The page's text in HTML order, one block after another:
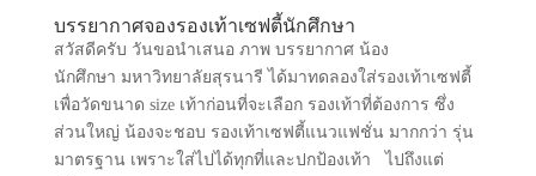
บรรยากาศจองรองเท้าเซฟตี้นักศึกษา
สวัสดีครับ วันขอนำเสนอ ภาพ บรรยากาศ น้อง
นักศึกษา มหาวิทยาลัยสุรนารี ได้มาทดลองใส่รองเท้าเซฟตี้
เพื่อวัดขนาด size เท้าก่อนที่จะเลือก รองเท้าที่ต้องการ ซึ่ง
ส่วนใหญ่ น้องจะชอบ รองเท้าเซฟตี้แนวแฟชั่น มากกว่า รุ่น
มาตรฐาน เพราะใส่ไปได้ทุกที่และปกป้องเท้า ไปถึงแต่